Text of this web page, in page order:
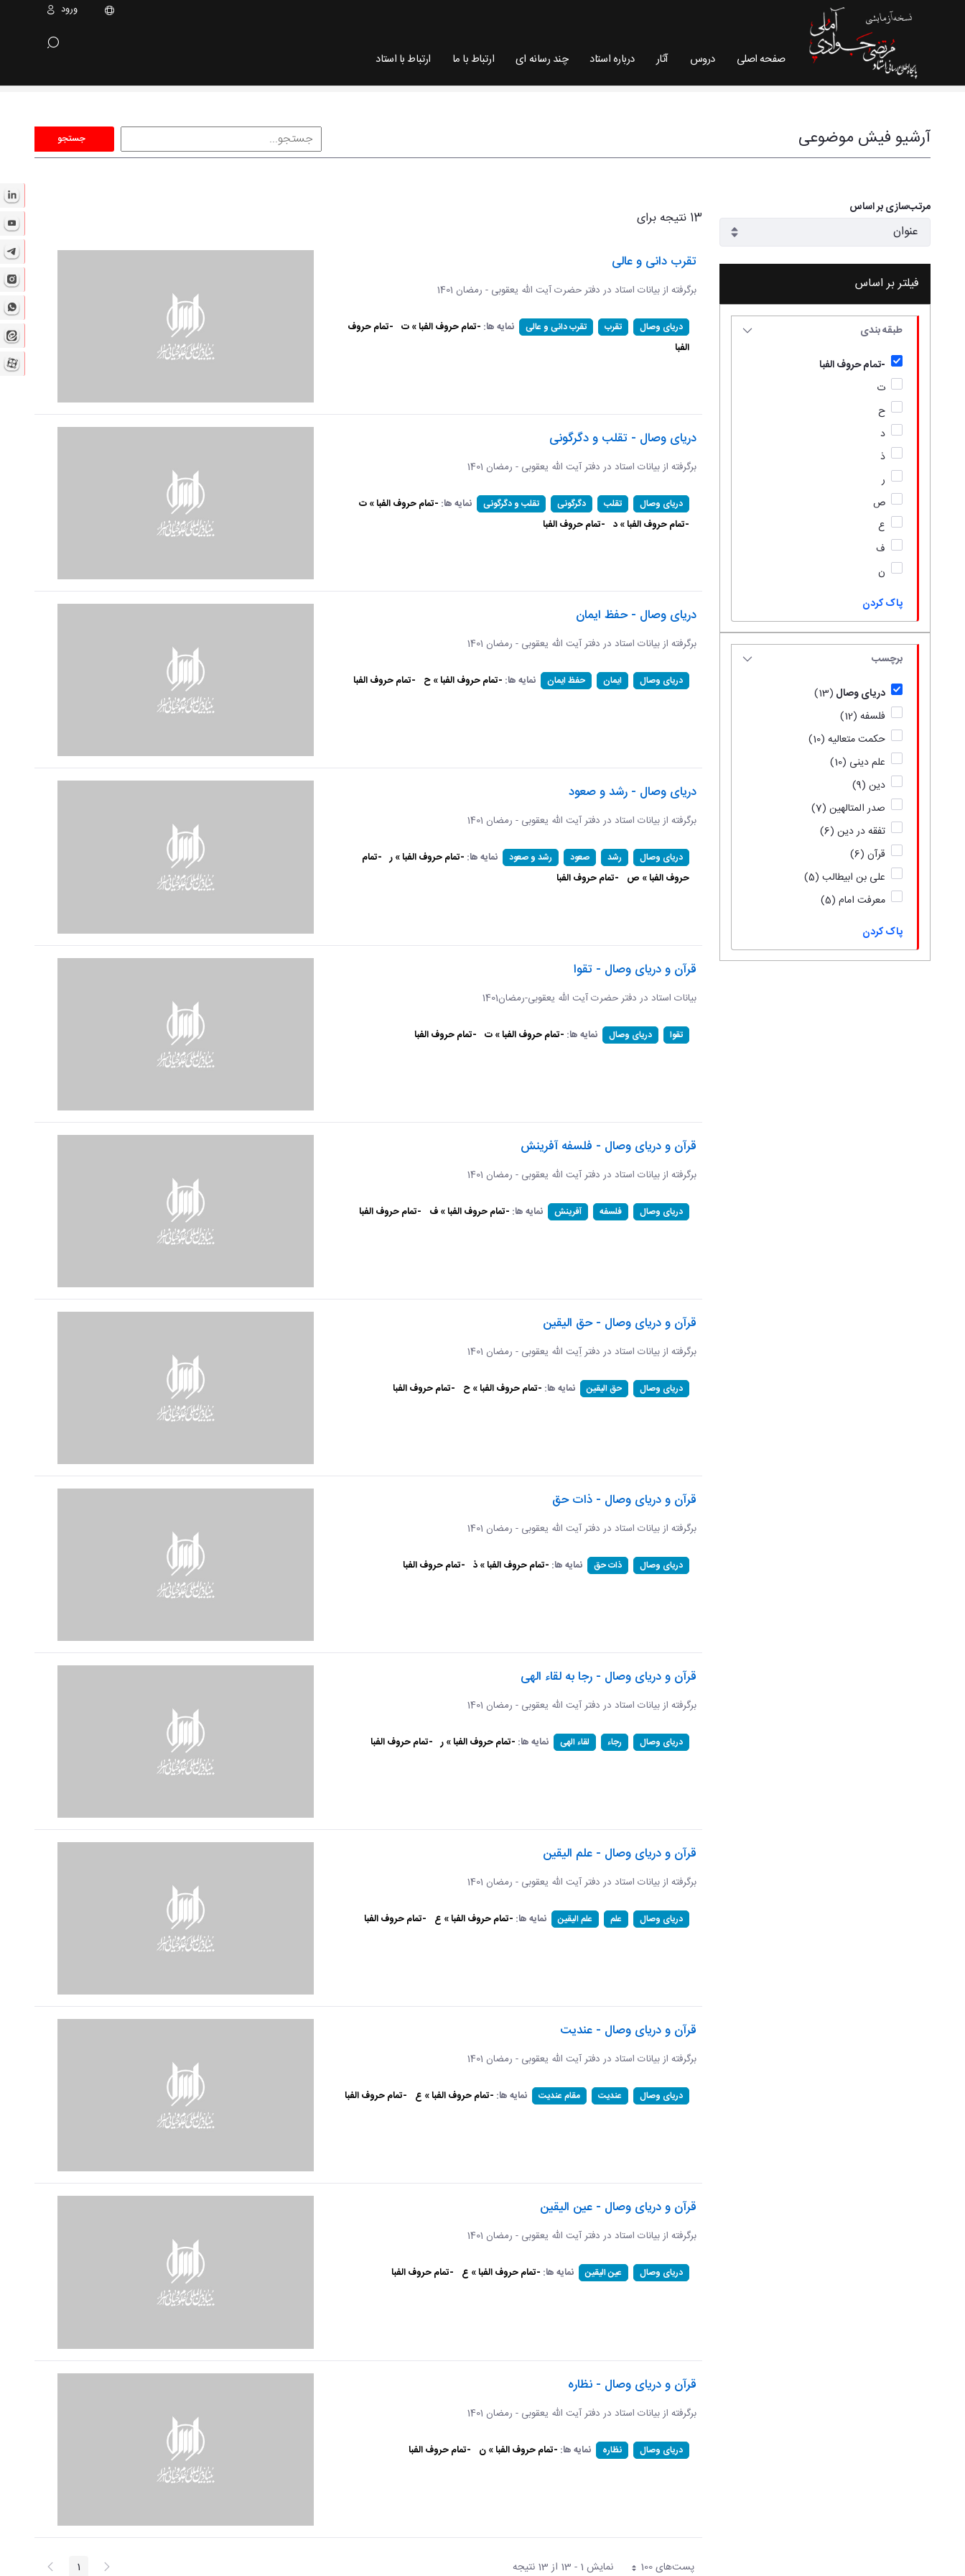
ورود
صفحه اصلی دروس آثار درباره استاد چند رسانه ای ارتباط با ما ارتباط با استاد
آرشیو فیش موضوعی
جستجو
مرتب‌سازی بر اساس
فیلتر بر اساس
طبقه بندی
-تمام حروف الفبا
ت
ح
د
ذ
ر
ص
ع
ف
ن
پاک کردن
برچسب
دریای وصال (13)
فلسفه (12)
حکمت متعالیه (10)
علم دینی (10)
دین (9)
صدر المتالهین (7)
تفقه در دین (6)
قرآن (6)
علی بن ابیطالب (5)
معرفت امام (5)
پاک کردن
13 نتیجه برای
تقرب دانی و عالی
برگرفته از بیانات استاد در دفتر حضرت آیت الله یعقوبی - رمضان 1401
دریای وصال تقرب تقرب دانی و عالی نمایه ها: -تمام حروف الفبا » ت -تمام حروف
الفبا
دریای وصال - تقلب و دگرگونی
برگرفته از بیانات استاد در دفتر آیت الله یعقوبی - رمضان 1401
دریای وصال تقلب دگرگونی تقلب و دگرگونی نمایه ها: -تمام حروف الفبا » ت
-تمام حروف الفبا » د -تمام حروف الفبا
دریای وصال - حفظ ایمان
برگرفته از بیانات استاد در دفتر آیت الله یعقوبی - رمضان 1401
دریای وصال ایمان حفظ ایمان نمایه ها: -تمام حروف الفبا » ح -تمام حروف الفبا
دریای وصال - رشد و صعود
برگرفته از بیانات استاد در دفتر آیت الله یعقوبی - رمضان 1401
دریای وصال رشد صعود رشد و صعود نمایه ها: -تمام حروف الفبا » ر -تمام
حروف الفبا » ص -تمام حروف الفبا
قرآن و دریای وصال - تقوا
بیانات استاد در دفتر حضرت آیت الله یعقوبی-رمضان1401
تقوا دریای وصال نمایه ها: -تمام حروف الفبا » ت -تمام حروف الفبا
قرآن و دریای وصال - فلسفه آفرینش
برگرفته از بیانات استاد در دفتر آیت الله یعقوبی - رمضان 1401
دریای وصال فلسفه آفرینش نمایه ها: -تمام حروف الفبا » ف -تمام حروف الفبا
قرآن و دریای وصال - حق الیقین
برگرفته از بیانات استاد در دفتر آِیت الله یعقوبی - رمضان 1401
دریای وصال حق الیقین نمایه ها: -تمام حروف الفبا » ح -تمام حروف الفبا
قرآن و دریای وصال - ذات حق
برگرفته از بیانات استاد در دفتر آیت الله یعقوبی - رمضان 1401
دریای وصال ذات حق نمایه ها: -تمام حروف الفبا » ذ -تمام حروف الفبا
قرآن و دریای وصال - رجا به لقاء الهی
برگرفته از بیانات استاد در دفتر آیت الله یعقوبی - رمضان 1401
دریای وصال رجاء لقاء الهی نمایه ها: -تمام حروف الفبا » ر -تمام حروف الفبا
قرآن و دریای وصال - علم الیقین
برگرفته از بیانات استاد در دفتر آیت الله یعقوبی - رمضان 1401
دریای وصال علم علم الیقین نمایه ها: -تمام حروف الفبا » ع -تمام حروف الفبا
قرآن و دریای وصال - عندیت
برگرفته از بیانات استاد در دفتر آیت الله یعقوبی - رمضان 1401
دریای وصال عندیت مقام عندیت نمایه ها: -تمام حروف الفبا » ع -تمام حروف الفبا
قرآن و دریای وصال - عین الیقین
برگرفته از بیانات استاد در دفتر آیت الله یعقوبی - رمضان 1401
دریای وصال عین الیقین نمایه ها: -تمام حروف الفبا » ع -تمام حروف الفبا
قرآن و دریای وصال - نظاره
برگرفته از بیانات استاد در دفتر آیت الله یعقوبی - رمضان 1401
دریای وصال نظاره نمایه ها: -تمام حروف الفبا » ن -تمام حروف الفبا
پست‌‌های 100هر صفحه نمایش 1 - 13 از 13 نتیجه پیغام صفحه1 صفحه